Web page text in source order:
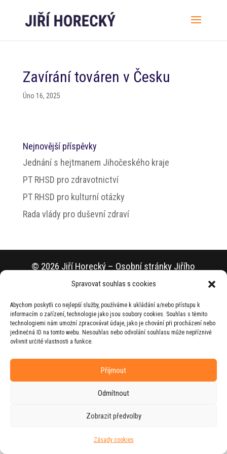
Spravovat souhlas s cookies
Abychom poskytli co nejlepší služby, používáme k ukládání a/nebo přístupu k
informacím o zařízení, technologie jako jsou soubory cookies. Souhlas s těmito
technologiemi nám umožní zpracovávat údaje, jako je chování při procházení nebo
jedinečná ID na tomto webu. Nesouhlas nebo odvolání souhlasu může nepříznivě
ovlivnit určité vlastnosti a funkce.
Příjmout
Odmítnout
Zobrazit předvolby
Zásady cookies
Zavírání továren v Česku
Úno 16, 2025
Nejnovější příspěvky
Jednání s hejtmanem Jihočeského kraje
PT RHSD pro zdravotnictví
PT RHSD pro kulturní otázky
Rada vlády pro duševní zdraví
© 2026 Jiří Horecký – Osobní stránky Jiřího
Horeckého
agenturouZEST BRAND.